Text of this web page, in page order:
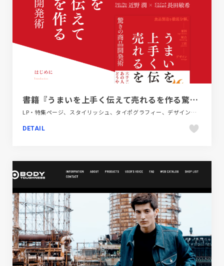
書籍『うまいを上手く伝えて売れるを作る驚きの商品開発術』 | ビスポーク（Bespoke.inc）
LP・特集ページ、スタイリッシュ、タイポグラフィー、デザイン・アート・音楽・文芸、フラットデザイン、ホワイト系、レッド系
DETAIL